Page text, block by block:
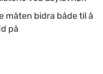
måten bidra både til å
på